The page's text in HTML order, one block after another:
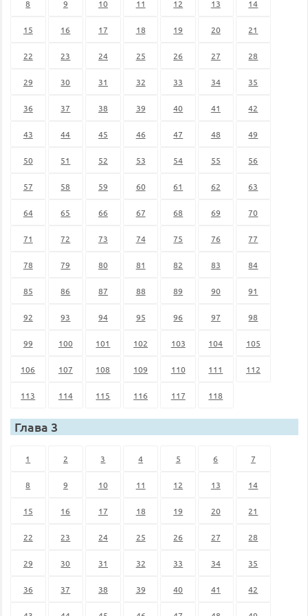
8 9 10 11 12 13 14
15 16 17 18 19 20 21
22 23 24 25 26 27 28
29 30 31 32 33 34 35
36 37 38 39 40 41 42
43 44 45 46 47 48 49
50 51 52 53 54 55 56
57 58 59 60 61 62 63
64 65 66 67 68 69 70
71 72 73 74 75 76 77
78 79 80 81 82 83 84
85 86 87 88 89 90 91
92 93 94 95 96 97 98
99 100 101 102 103 104 105
106 107 108 109 110 111 112
113 114 115 116 117 118
Глава 3
1 2 3 4 5 6 7
8 9 10 11 12 13 14
15 16 17 18 19 20 21
22 23 24 25 26 27 28
29 30 31 32 33 34 35
36 37 38 39 40 41 42